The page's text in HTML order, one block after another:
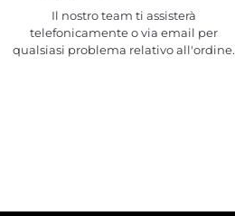
Il nostro team ti assisterà
telefonicamente o via email per
qualsiasi problema relativo all'ordine.